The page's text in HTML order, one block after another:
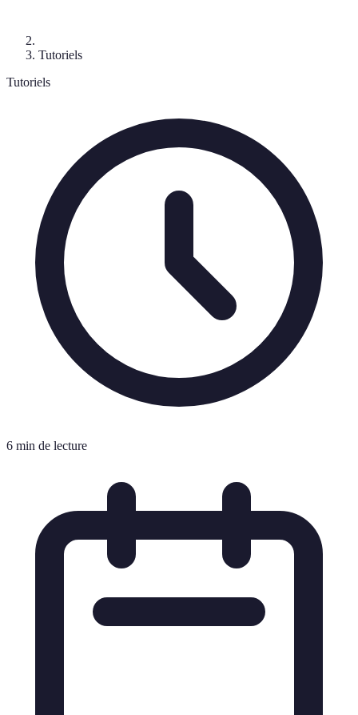
Tutoriels
Tutoriels
6 min de lecture